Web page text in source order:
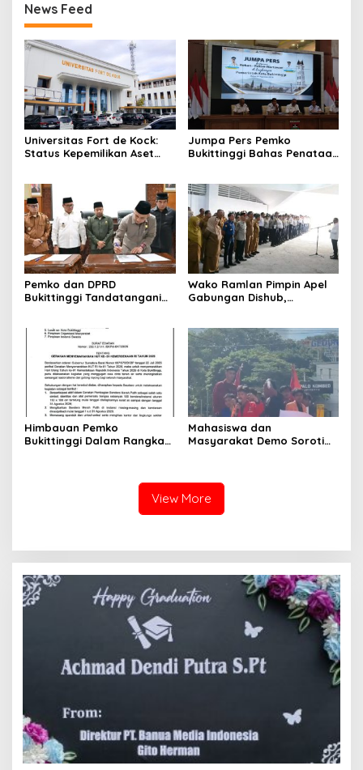
Gadang Inkanas Bukittinggi
News Feed
Universitas Fort de Kock:
Status Kepemilikan Aset
Adalah Milik Yayasan
Berdasarkan Putusan
Mahkamah Agung Nomor
2108/K/Pdt/2022
Jumpa Pers Pemko
Bukittinggi Bahas Penataan
Pemko dan DPRD
Bukittinggi Tandatangani
2026
Wako Ramlan Pimpin Apel
Gabungan Dishub,
Pelajar
Himbauan Pemko
Bukittinggi Dalam Rangka
Mahasiswa dan
Masyarakat Demo Soroti
Kecewa Wali Kota dan
DPRD Tak Hadir Temui
Massa Aksi
View More